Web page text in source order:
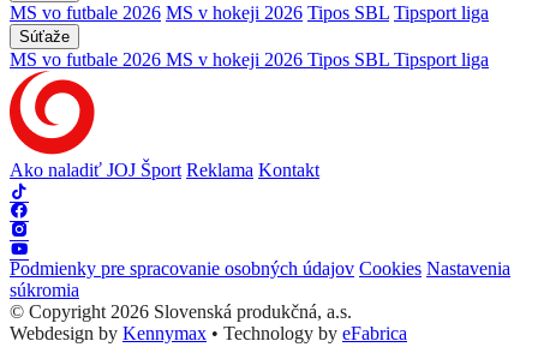
MS vo futbale 2026 MS v hokeji 2026 Tipos SBL Tipsport liga
Súťaže
MS vo futbale 2026 MS v hokeji 2026 Tipos SBL Tipsport liga
Ako naladiť JOJ Šport Reklama Kontakt
Podmienky pre spracovanie osobných údajov Cookies Nastavenia
súkromia
© Copyright 2026 Slovenská produkčná, a.s.
Webdesign by Kennymax • Technology by eFabrica